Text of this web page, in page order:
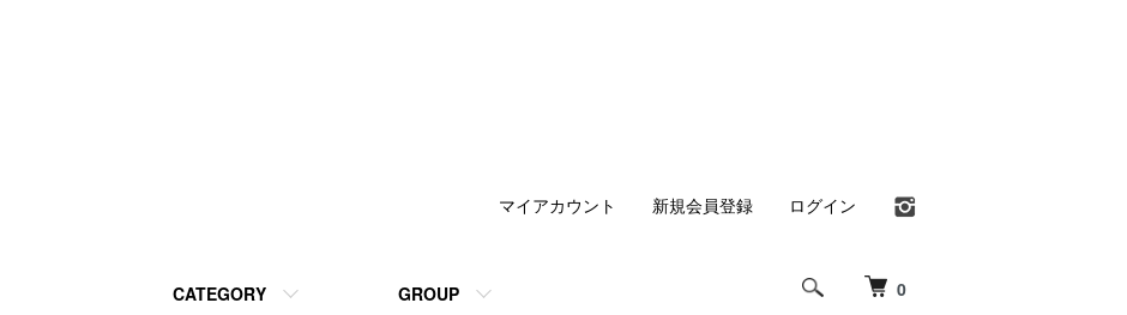
0
CATEGORY GROUP
マイアカウント 新規会員登録 ログイン